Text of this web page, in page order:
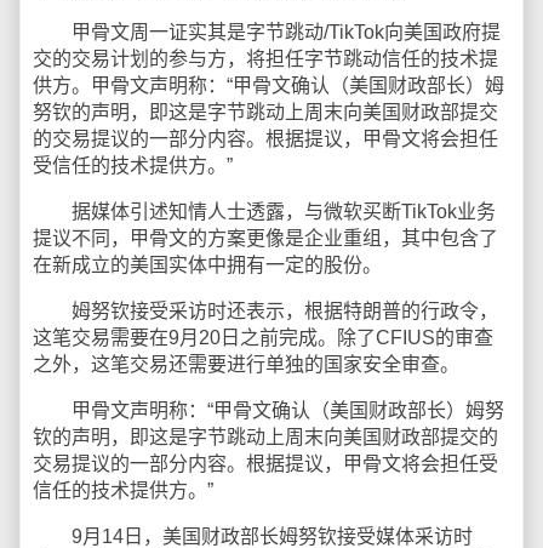
甲骨文周一证实其是字节跳动/TikTok向美国政府提
交的交易计划的参与方，将担任字节跳动信任的技术提
供方。甲骨文声明称：“甲骨文确认（美国财政部长）姆
努钦的声明，即这是字节跳动上周末向美国财政部提交
的交易提议的一部分内容。根据提议，甲骨文将会担任
受信任的技术提供方。”
据媒体引述知情人士透露，与微软买断TikTok业务
提议不同，甲骨文的方案更像是企业重组，其中包含了
在新成立的美国实体中拥有一定的股份。
姆努钦接受采访时还表示，根据特朗普的行政令，
这笔交易需要在9月20日之前完成。除了CFIUS的审查
之外，这笔交易还需要进行单独的国家安全审查。
甲骨文声明称：“甲骨文确认（美国财政部长）姆努
钦的声明，即这是字节跳动上周末向美国财政部提交的
交易提议的一部分内容。根据提议，甲骨文将会担任受
信任的技术提供方。”
9月14日，美国财政部长姆努钦接受媒体采访时